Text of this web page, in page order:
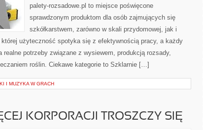
palety-rozsadowe.pl to miejsce poświęcone
sprawdzonym produktom dla osób zajmujących się
szkółkarstwem, zarówno w skali przydomowej, jak i
której użyteczność spotyka się z efektywnością pracy, a każdy
realne potrzeby związane z wysiewem, produkcją rozsady,
roślin. Ciekawe kategorie to Szklarnie […]
I MUZYKA W GRACH
KORPORACJI TROSZCZY SIĘ